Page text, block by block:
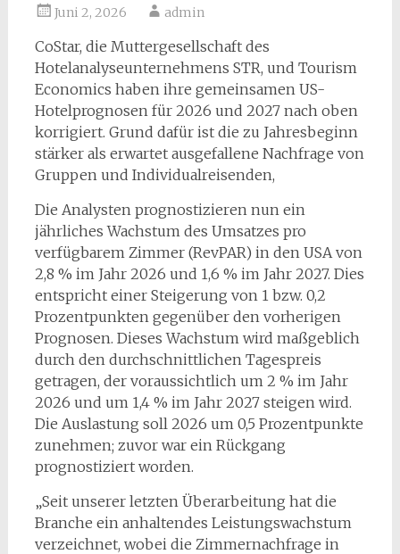
Juni 2, 2026 admin
CoStar, die Muttergesellschaft des
Hotelanalyseunternehmens STR, und Tourism
Economics haben ihre gemeinsamen US-
Hotelprognosen für 2026 und 2027 nach oben
korrigiert. Grund dafür ist die zu Jahresbeginn
stärker als erwartet ausgefallene Nachfrage von
Gruppen und Individualreisenden,
Die Analysten prognostizieren nun ein
jährliches Wachstum des Umsatzes pro
verfügbarem Zimmer (RevPAR) in den USA von
2,8 % im Jahr 2026 und 1,6 % im Jahr 2027. Dies
entspricht einer Steigerung von 1 bzw. 0,2
Prozentpunkten gegenüber den vorherigen
Prognosen. Dieses Wachstum wird maßgeblich
durch den durchschnittlichen Tagespreis
getragen, der voraussichtlich um 2 % im Jahr
2026 und um 1,4 % im Jahr 2027 steigen wird.
Die Auslastung soll 2026 um 0,5 Prozentpunkte
zunehmen; zuvor war ein Rückgang
prognostiziert worden.
„Seit unserer letzten Überarbeitung hat die
Branche ein anhaltendes Leistungswachstum
verzeichnet, wobei die Zimmernachfrage in